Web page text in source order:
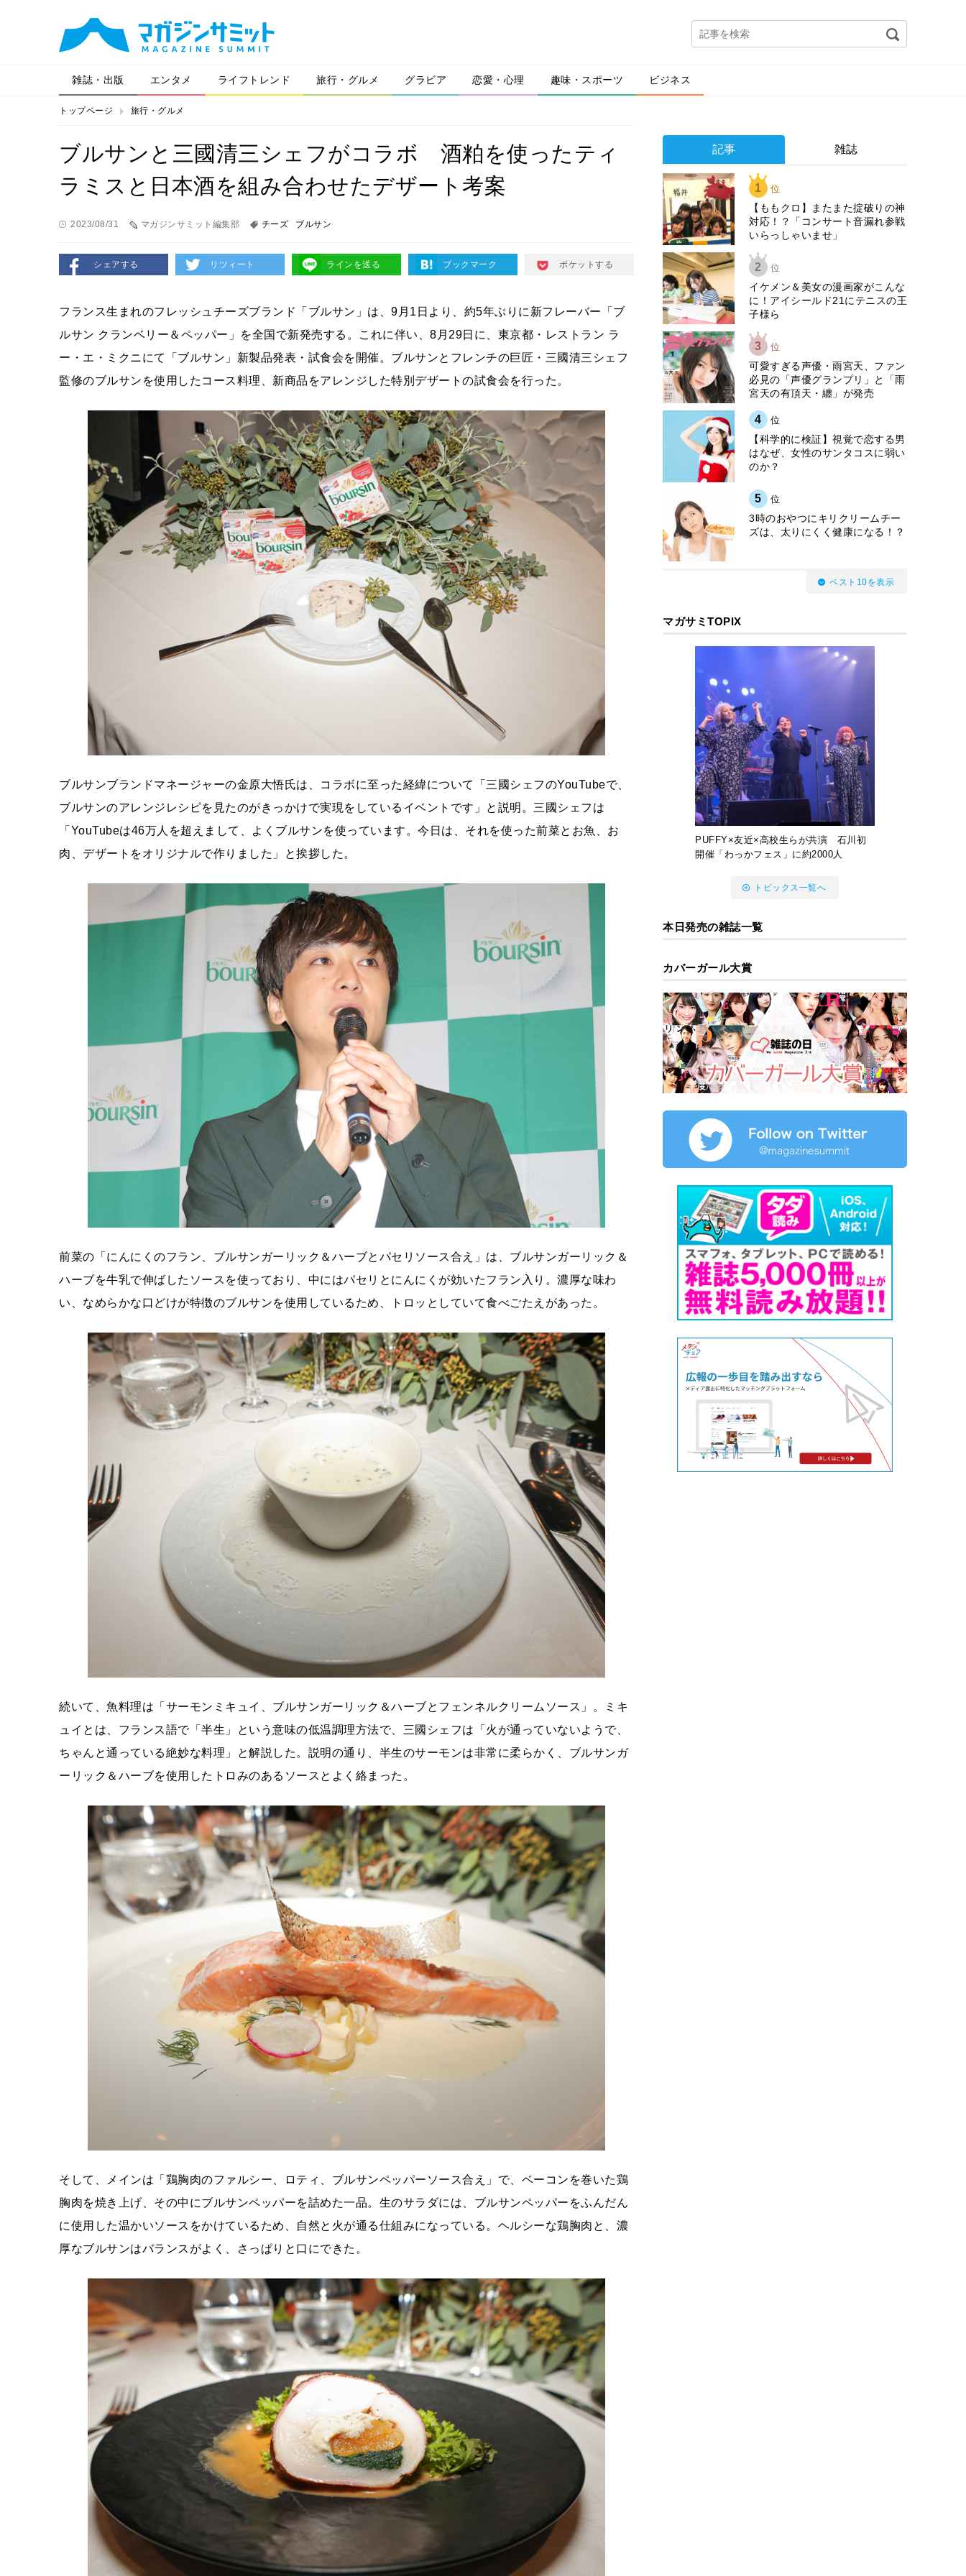
雑誌・出版 エンタメ ライフトレンド 旅行・グルメ グラビア 恋愛・心理 趣味・スポーツ ビジネス
トップページ 旅行・グルメ
ブルサンと三國清三シェフがコラボ 酒粕を使ったティ
ラミスと日本酒を組み合わせたデザート考案
2023/08/31 マガジンサミット編集部 チーズ ブルサン
シェアする リツィート ラインを送る ブックマーク ポケットする
フランス生まれのフレッシュチーズブランド「ブルサン」は、9月1日より、約5年ぶりに新フレーバー「ブ
ルサン クランベリー＆ペッパー」を全国で新発売する。これに伴い、8月29日に、東京都・レストラン ラ
ー・エ・ミクニにて「ブルサン」新製品発表・試食会を開催。ブルサンとフレンチの巨匠・三國清三シェフ
監修のブルサンを使用したコース料理、新商品をアレンジした特別デザートの試食会を行った。
ブルサンブランドマネージャーの金原大悟氏は、コラボに至った経緯について「三國シェフのYouTubeで、
ブルサンのアレンジレシピを見たのがきっかけで実現をしているイベントです」と説明。三國シェフは
「YouTubeは46万人を超えまして、よくブルサンを使っています。今日は、それを使った前菜とお魚、お
肉、デザートをオリジナルで作りました」と挨拶した。
前菜の「にんにくのフラン、ブルサンガーリック＆ハーブとパセリソース合え」は、ブルサンガーリック＆
ハーブを牛乳で伸ばしたソースを使っており、中にはパセリとにんにくが効いたフラン入り。濃厚な味わ
い、なめらかな口どけが特徴のブルサンを使用しているため、トロッとしていて食べごたえがあった。
続いて、魚料理は「サーモンミキュイ、ブルサンガーリック＆ハーブとフェンネルクリームソース」。ミキ
ュイとは、フランス語で「半生」という意味の低温調理方法で、三國シェフは「火が通っていないようで、
ちゃんと通っている絶妙な料理」と解説した。説明の通り、半生のサーモンは非常に柔らかく、ブルサンガ
ーリック＆ハーブを使用したトロみのあるソースとよく絡まった。
そして、メインは「鶏胸肉のファルシー、ロティ、ブルサンペッパーソース合え」で、ベーコンを巻いた鶏
胸肉を焼き上げ、その中にブルサンペッパーを詰めた一品。生のサラダには、ブルサンペッパーをふんだん
に使用した温かいソースをかけているため、自然と火が通る仕組みになっている。ヘルシーな鶏胸肉と、濃
厚なブルサンはバランスがよく、さっぱりと口にできた。
記事 雑誌
1 位
【ももクロ】またまた掟破りの神
対応！？「コンサート音漏れ参戦
いらっしゃいませ」
2 位
イケメン＆美女の漫画家がこんな
に！アイシールド21にテニスの王
子様ら
3 位
可愛すぎる声優・雨宮天、ファン
必見の「声優グランプリ」と「雨
宮天の有頂天・纏」が発売
4 位
【科学的に検証】視覚で恋する男
はなぜ、女性のサンタコスに弱い
のか？
5 位
3時のおやつにキリクリームチー
ズは、太りにくく健康になる！？
ベスト10を表示
マガサミTOPIX
PUFFY×友近×高校生らが共演 石川初
開催「わっかフェス」に約2000人
トピックス一覧へ
本日発売の雑誌一覧
カバーガール大賞